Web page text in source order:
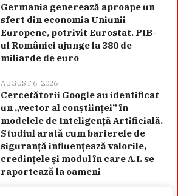
Germania generează aproape un
sfert din economia Uniunii
Europene, potrivit Eurostat. PIB-
ul României ajunge la 380 de
miliarde de euro
AUGUST 6, 2026
Cercetătorii Google au identificat
un „vector al conștiinței” în
modelele de Inteligență Artificială.
Studiul arată cum barierele de
siguranță influențează valorile,
credințele și modul în care A.I. se
raportează la oameni